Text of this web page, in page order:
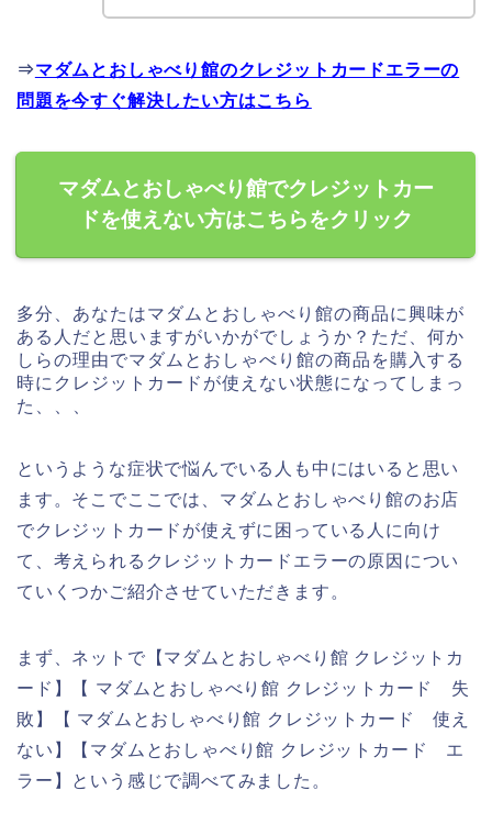
⇒マダムとおしゃべり館のクレジットカードエラーの
問題を今すぐ解決したい方はこちら
マダムとおしゃべり館でクレジットカー
ドを使えない方はこちらをクリック
多分、あなたはマダムとおしゃべり館の商品に興味が
ある人だと思いますがいかがでしょうか？ただ、何か
しらの理由でマダムとおしゃべり館の商品を購入する
時にクレジットカードが使えない状態になってしまっ
た、、、
というような症状で悩んでいる人も中にはいると思い
ます。そこでここでは、マダムとおしゃべり館のお店
でクレジットカードが使えずに困っている人に向け
て、考えられるクレジットカードエラーの原因につい
ていくつかご紹介させていただきます。
まず、ネットで【マダムとおしゃべり館 クレジットカ
ード】【 マダムとおしゃべり館 クレジットカード 失
敗】【 マダムとおしゃべり館 クレジットカード 使え
ない】【マダムとおしゃべり館 クレジットカード エ
ラー】という感じで調べてみました。